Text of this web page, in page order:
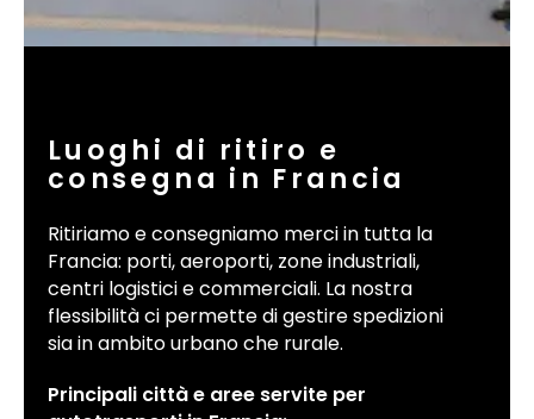
Luoghi di ritiro e
consegna in Francia
Ritiriamo e consegniamo merci in tutta la
Francia: porti, aeroporti, zone industriali,
centri logistici e commerciali. La nostra
flessibilità ci permette di gestire spedizioni
sia in ambito urbano che rurale.
Principali città e aree servite per